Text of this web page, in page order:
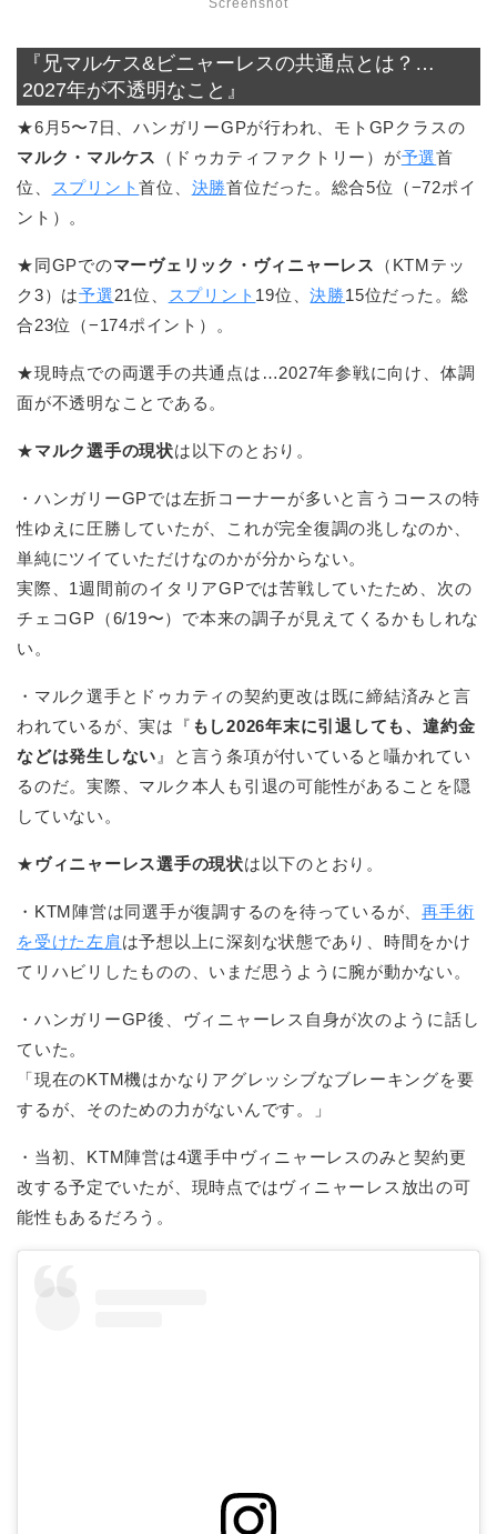
Screenshot
『兄マルケス&ビニャーレスの共通点とは？…
2027年が不透明なこと』
★6月5〜7日、ハンガリーGPが行われ、モトGPクラスの
マルク・マルケス
（ドゥカティファクトリー）が予選首
位、 スプリント首位、 決勝首位だった。総合5位（−72ポイ
ント）。
★同GPでのマーヴェリック・ヴィニャーレス
（KTMテッ
ク3）は予選21位、 スプリント 19位、決勝15位だった。総
合23位（−174ポイント）。
★現時点での両選手の共通点は…2027年参戦に向け、体調
面が不透明なことである。
★マルク選手の現状は以下のとおり。
・ハンガリーGPでは左折コーナーが多いと言うコースの特
性ゆえに圧勝していたが、これが完全復調の兆しなのか、
単純にツイていただけなのかが分からない。
実際、1週間前のイタリアGPでは苦戦していたため、次の
チェコGP（6/19〜）で本来の調子が見えてくるかもしれな
い。
・マルク選手とドゥカティの契約更改は既に締結済みと言
われているが、実は『 もし2026年末に引退しても、違約金
などは発生しない』と言う条項が付いていると囁かれてい
るのだ。実際、マルク本人も引退の可能性があることを隠
していない。
★ヴィニャーレス選手の現状は以下のとおり。
・KTM陣営は同選手が復調するのを待っているが、再手術
を受けた左肩 は予想以上に深刻な状態であり、時間をかけ
てリハビリしたものの、いまだ思うように腕が動かない。
・ハンガリーGP後、ヴィニャーレス自身が次のように話し
ていた。
「現在のKTM機はかなりアグレッシブなブレーキングを要
するが、そのための力がないんです。」
・当初、KTM陣営は4選手中ヴィニャーレスのみと契約更
改する予定でいたが、現時点ではヴィニャーレス放出の可
能性もあるだろう。